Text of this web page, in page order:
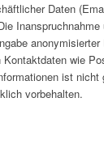
Daten
wie
ist
vorbehalten.